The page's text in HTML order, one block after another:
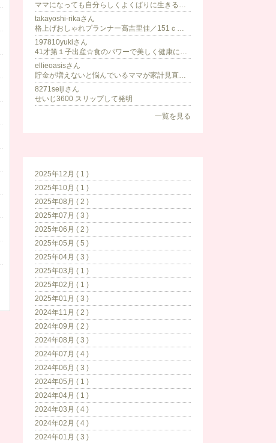
ママになっても自分らしくよくばりに生きる♡兵庫県明石市／7歳･9歳女の子のママ/子育てママコミュニティ代表
takayoshi-rikaさん
格上げおしゃれプランナー高吉里佳／151ｃｍ低身長でもスタイル良く見える！魅力が増して自分に自信が付くから周囲にも好印象に思われる
197810yukiさん
41才第１子出産☆食のパワーで美しく健康に食べて痩せるダイエット♡
ellieoasisさん
貯金が増えないと悩んでいるママが家計見直しと投資で気持ちにゆとりができる資産をつくる
8271seijiさん
せいじ3600 スリップして発明
一覧を見る
2025年12月 ( 1 )
2025年10月 ( 1 )
2025年08月 ( 2 )
2025年07月 ( 3 )
2025年06月 ( 2 )
2025年05月 ( 5 )
2025年04月 ( 3 )
2025年03月 ( 1 )
2025年02月 ( 1 )
2025年01月 ( 3 )
2024年11月 ( 2 )
2024年09月 ( 2 )
2024年08月 ( 3 )
2024年07月 ( 4 )
2024年06月 ( 3 )
2024年05月 ( 1 )
2024年04月 ( 1 )
2024年03月 ( 4 )
2024年02月 ( 4 )
2024年01月 ( 3 )